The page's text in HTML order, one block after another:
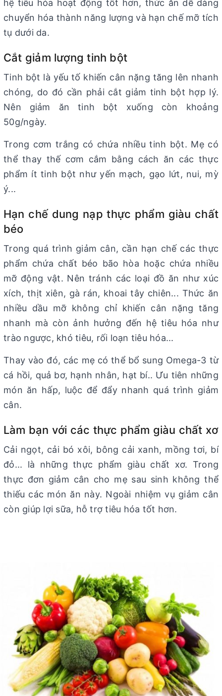
hệ tiêu hóa hoạt động tốt hơn, thức ăn dễ dàng
chuyển hóa thành năng lượng và hạn chế mỡ tích
tụ dưới da.
Cắt giảm lượng tinh bột
Tinh bột là yếu tố khiến cân nặng tăng lên nhanh
chóng, do đó cần phải cắt giảm tinh bột hợp lý.
Nên giảm ăn tinh bột xuống còn khoảng
50g/ngày.
Trong cơm trắng có chứa nhiều tinh bột. Mẹ có
thể thay thế cơm cắm bằng cách ăn các thực
phẩm ít tinh bột như yến mạch, gạo lứt, nui, mỳ
ý...
Hạn chế dung nạp thực phẩm giàu chất
béo
Trong quá trình giảm cân, cần hạn chế các thực
phẩm chứa chất béo bão hòa hoặc chứa nhiều
mỡ động vật. Nên tránh các loại đồ ăn như xúc
xích, thịt xiên, gà rán, khoai tây chiên... Thức ăn
nhiều dầu mỡ không chỉ khiến cân nặng tăng
nhanh mà còn ảnh hưởng đến hệ tiêu hóa như
trào ngược, khó tiêu, rối loạn tiêu hóa...
Thay vào đó, các mẹ có thể bổ sung Omega-3 từ
cá hồi, quả bơ, hạnh nhân, hạt bí.. Ưu tiên những
món ăn hấp, luộc để đẩy nhanh quá trình giảm
cân.
Làm bạn với các thực phẩm giàu chất xơ
Cải ngọt, cải bó xôi, bông cải xanh, mồng tơi, bí
đỏ... là những thực phẩm giàu chất xơ. Trong
thực đơn giảm cân cho mẹ sau sinh không thể
thiếu các món ăn này. Ngoài nhiệm vụ giảm cân
còn giúp lợi sữa, hỗ trợ tiêu hóa tốt hơn.